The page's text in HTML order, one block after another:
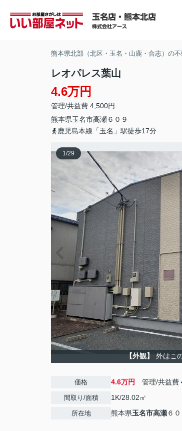
熊本県北部（北区・玉名・山鹿・合志）の
レオパレス葉山
4.6万円
管理/共益費 4,500円
熊本県玉名市高瀬６０９
鹿児島本線「玉名」駅徒歩17分
1/29
【外観】 外はこ
価格 4.6万円 管理/共益費
間取り/面積 1K/28.02㎡
所在地 熊本県玉名市高瀬６０